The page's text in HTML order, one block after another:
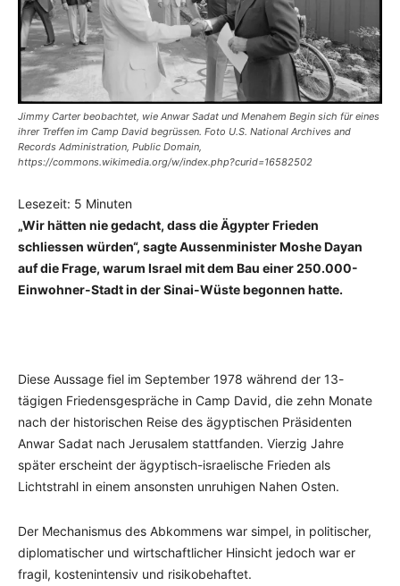
Jimmy Carter beobachtet, wie Anwar Sadat und Menahem Begin sich für eines
ihrer Treffen im Camp David begrüssen. Foto U.S. National Archives and
Records Administration, Public Domain,
https://commons.wikimedia.org/w/index.php?curid=16582502
Lesezeit: 5 Minuten
„Wir hätten nie gedacht, dass die Ägypter Frieden
schliessen würden“, sagte Aussenminister Moshe Dayan
auf die Frage, warum Israel mit dem Bau einer 250.000-
Einwohner-Stadt in der Sinai-Wüste begonnen hatte.
Diese Aussage fiel im September 1978 während der 13-
tägigen Friedensgespräche in Camp David, die zehn Monate
nach der historischen Reise des ägyptischen Präsidenten
Anwar Sadat nach Jerusalem stattfanden. Vierzig Jahre
später erscheint der ägyptisch-israelische Frieden als
Lichtstrahl in einem ansonsten unruhigen Nahen Osten.
Der Mechanismus des Abkommens war simpel, in politischer,
diplomatischer und wirtschaftlicher Hinsicht jedoch war er
fragil, kostenintensiv und risikobehaftet.